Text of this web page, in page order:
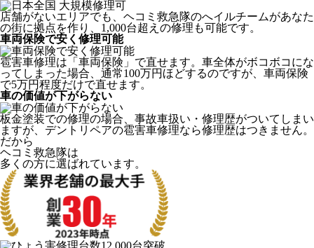
店舗がないエリアでも、ヘコミ救急隊のへイルチームがあなた
の街に拠点を作り、1,000台超えの修理も可能です。
車両保険で安く修理可能
雹害車修理は「車両保険」で直せます。車全体がボコボコにな
ってしまった場合、通常100万円ほどするのですが、車両保険
で5万円程度だけで直せます。
車の価値が下がらない
板金塗装での修理の場合、事故車扱い・修理歴がついてしまい
ますが、デントリペアの雹害車修理なら修理歴はつきません。
だから
ヘコミ救急隊は
多くの方に選ばれています。